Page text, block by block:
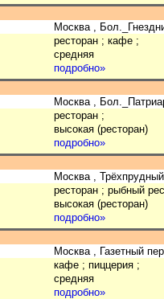
Москва ,
ресторан ; кафе ;
средняя
подробно»
Москва ,
ресторан ;
высокая (ресторан)
подробно»
Москва ,
ресторан ; рыбный
высокая (ресторан)
подробно»
Москва , Газетный
кафе ; пиццерия ;
средняя
подробно»